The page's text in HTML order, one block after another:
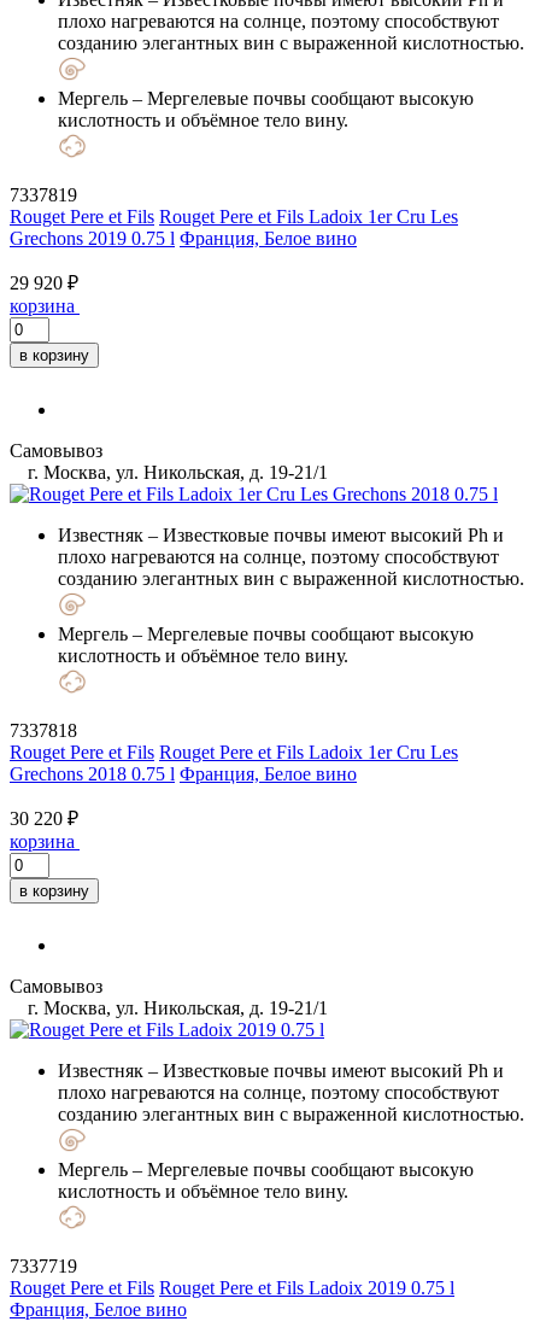
плохо нагреваются на солнце, поэтому способствуют
созданию элегантных вин с выраженной кислотностью.
Мергель – Мергелевые почвы сообщают высокую
кислотность и объёмное тело вину.
7337819
Rouget Pere et Fils Rouget Pere et Fils Ladoix 1er Cru Les
Grechons 2019 0.75 l Франция, Белое вино
29 920 ₽
корзина
в корзину
Самовывоз
г. Москва, ул. Никольская, д. 19-21/1
Известняк – Известковые почвы имеют высокий Ph и
плохо нагреваются на солнце, поэтому способствуют
созданию элегантных вин с выраженной кислотностью.
Мергель – Мергелевые почвы сообщают высокую
кислотность и объёмное тело вину.
7337818
Rouget Pere et Fils Rouget Pere et Fils Ladoix 1er Cru Les
Grechons 2018 0.75 l Франция, Белое вино
30 220 ₽
корзина
в корзину
Самовывоз
г. Москва, ул. Никольская, д. 19-21/1
Известняк – Известковые почвы имеют высокий Ph и
плохо нагреваются на солнце, поэтому способствуют
созданию элегантных вин с выраженной кислотностью.
Мергель – Мергелевые почвы сообщают высокую
кислотность и объёмное тело вину.
7337719
Rouget Pere et Fils Rouget Pere et Fils Ladoix 2019 0.75 l
Франция, Белое вино